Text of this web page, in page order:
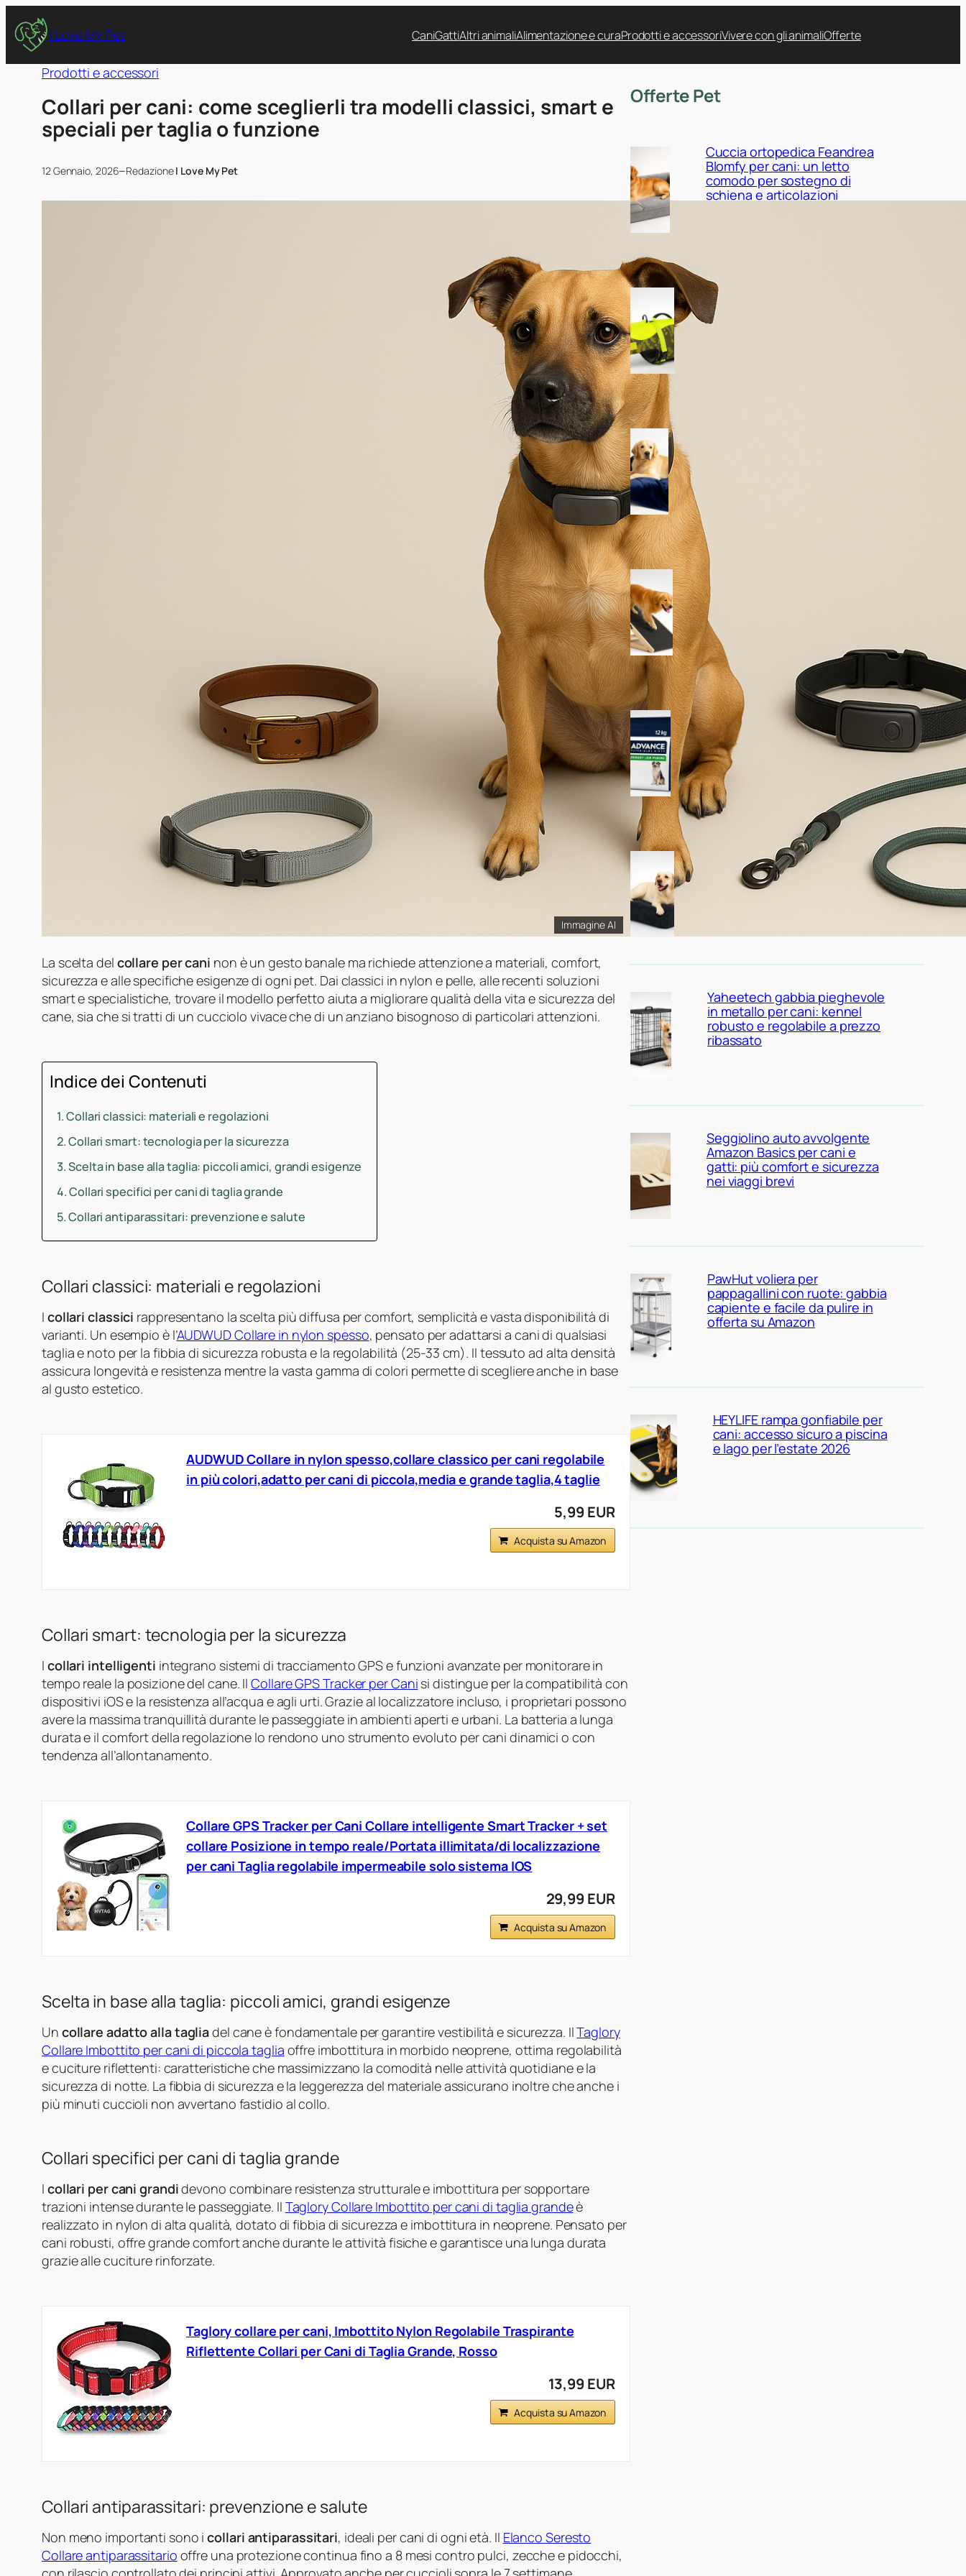
I Love My Pet CaniGattiAltri animaliAlimentazione e curaProdotti e accessoriVivere con gli animaliOfferte
Prodotti e accessori
Collari per cani: come sceglierli tra modelli classici, smart e
speciali per taglia o funzione
12 Gennaio, 2026–RedazioneI Love My Pet
Immagine AI
La scelta del collare per cani non è un gesto banale ma richiede attenzione a materiali, comfort,
sicurezza e alle specifiche esigenze di ogni pet. Dai classici in nylon e pelle, alle recenti soluzioni
smart e specialistiche, trovare il modello perfetto aiuta a migliorare qualità della vita e sicurezza del
cane, sia che si tratti di un cucciolo vivace che di un anziano bisognoso di particolari attenzioni.
Indice dei Contenuti
Collari classici: materiali e regolazioni
Collari smart: tecnologia per la sicurezza
Scelta in base alla taglia: piccoli amici, grandi esigenze
Collari specifici per cani di taglia grande
Collari antiparassitari: prevenzione e salute
Collari classici: materiali e regolazioni
I collari classici rappresentano la scelta più diffusa per comfort, semplicità e vasta disponibilità di
varianti. Un esempio è l’AUDWUD Collare in nylon spesso, pensato per adattarsi a cani di qualsiasi
taglia e noto per la fibbia di sicurezza robusta e la regolabilità (25-33 cm). Il tessuto ad alta densità
assicura longevità e resistenza mentre la vasta gamma di colori permette di scegliere anche in base
al gusto estetico.
AUDWUD Collare in nylon spesso,collare classico per cani regolabile
in più colori,adatto per cani di piccola,media e grande taglia,4 taglie
5,99 EUR
Acquista su Amazon
Collari smart: tecnologia per la sicurezza
I collari intelligenti integrano sistemi di tracciamento GPS e funzioni avanzate per monitorare in
tempo reale la posizione del cane. IlCollare GPS Tracker per Cani si distingue per la compatibilità con
dispositivi iOS e la resistenza all’acqua e agli urti. Grazie al localizzatore incluso, i proprietari possono
avere la massima tranquillità durante le passeggiate in ambienti aperti e urbani. La batteria a lunga
durata e il comfort della regolazione lo rendono uno strumento evoluto per cani dinamici o con
tendenza all’allontanamento.
Collare GPS Tracker per Cani Collare intelligente Smart Tracker + set
collare Posizione in tempo reale/Portata illimitata/di localizzazione
per cani Taglia regolabile impermeabile solo sistema IOS
29,99 EUR
Acquista su Amazon
Scelta in base alla taglia: piccoli amici, grandi esigenze
Un collare adatto alla tagliadel cane è fondamentale per garantire vestibilità e sicurezza. IlTaglory
Collare Imbottito per cani di piccola taglia offre imbottitura in morbido neoprene, ottima regolabilità
e cuciture riflettenti: caratteristiche che massimizzano la comodità nelle attività quotidiane e la
sicurezza di notte. La fibbia di sicurezza e la leggerezza del materiale assicurano inoltre che anche i
più minuti cuccioli non avvertano fastidio al collo.
Collari specifici per cani di taglia grande
I collari per cani grandidevono combinare resistenza strutturale e imbottitura per sopportare
trazioni intense durante le passeggiate. Il Taglory Collare Imbottito per cani di taglia grandeè
realizzato in nylon di alta qualità, dotato di fibbia di sicurezza e imbottitura in neoprene. Pensato per
cani robusti, offre grande comfort anche durante le attività fisiche e garantisce una lunga durata
grazie alle cuciture rinforzate.
Taglory collare per cani, Imbottito Nylon Regolabile Traspirante
Riflettente Collari per Cani di Taglia Grande, Rosso
13,99 EUR
Acquista su Amazon
Collari antiparassitari: prevenzione e salute
Non meno importanti sono icollari antiparassitari, ideali per cani di ogni età. Il Elanco Seresto
Collare antiparassitario offre una protezione continua fino a 8 mesi contro pulci, zecche e pidocchi,
Offerte Pet
Cuccia ortopedica Feandrea
Blomfy per cani: un letto
comodo per sostegno di
schiena e articolazioni
Giubbotto di salvataggio
Queenmore per cani:
sicurezza in acqua tra mare,
Rampa iPetba per cani grandi:
accesso sicuro a letto e
divano senza stress per le
articolazioni
Advance Veterinary Diets
Urinary Low Purine per cani:
quando può aiutare davvero i
problemi urinari
KSIIA cuscino XL per cani
taglia grande: materassino
morbido e lavabile ideale per
Yaheetech gabbia pieghevole
in metallo per cani: kennel
robusto e regolabile a prezzo
ribassato
Seggiolino auto avvolgente
Amazon Basics per cani e
gatti: più comfort e sicurezza
nei viaggi brevi
PawHut voliera per
pappagallini con ruote: gabbia
capiente e facile da pulire in
offerta su Amazon
HEYLIFE rampa gonfiabile per
cani: accesso sicuro a piscina
e lago per l’estate 2026